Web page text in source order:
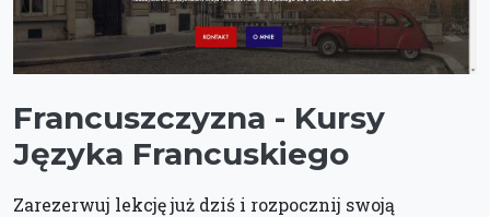
Francuszczyzna - Kursy
Języka Francuskiego
Zarezerwuj lekcję już dziś i rozpocznij swoją